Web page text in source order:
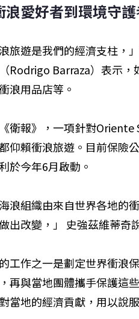
浪愛好者到環境守
浪旅遊是我們的經濟支柱，
Rodrigo Barraza）表示，
浪用品店等。
衛報》，一項針對Oriente
仰賴衝浪旅遊。目前保險
於今年6月啟動。
浪組織由來自世界各地的
出改變，」 史強茲維蒂奇
工作之一是劃定世界衝浪
再與當地團體攜手保護這
當地的經濟貢獻，用以說